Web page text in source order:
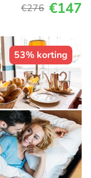
€276 €147
53% korting